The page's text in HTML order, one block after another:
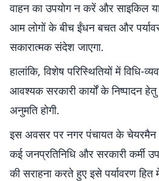
वाहन का उपयोग न करें और साइकिल
आम लोगों के बीच ईंधन बचत और
सकारात्मक संदेश जाएगा.
हालांकि, विशेष परिस्थितियों में विधि-
आवश्यक सरकारी कार्यों के निष्पादन
अनुमति होगी.
इस अवसर पर नगर पंचायत के चेयरमैन
कई जनप्रतिनिधि और सरकारी कर्मी
की सराहना करते हुए इसे पर्यावरण हित